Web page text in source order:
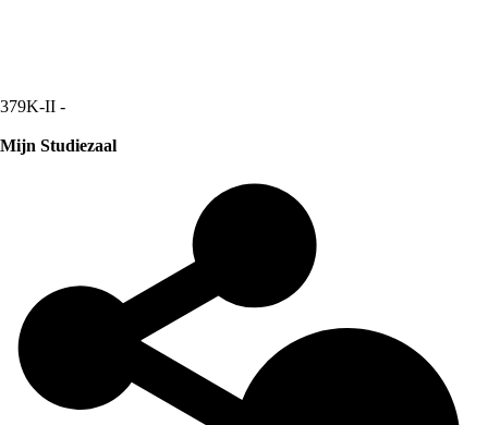
379K-II -
Mijn Studiezaal